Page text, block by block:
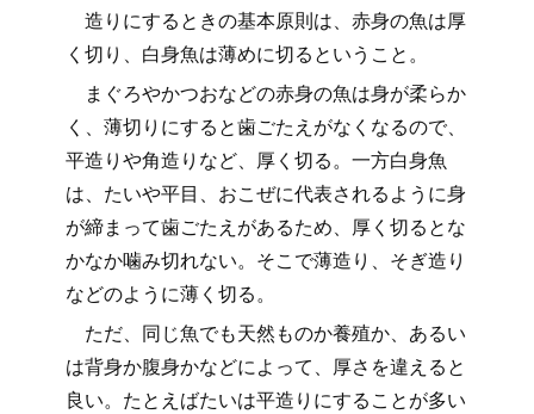
造りにするときの基本原則は、赤身の魚は厚
く切り、白身魚は薄めに切るということ。
まぐろやかつおなどの赤身の魚は身が柔らか
く、薄切りにすると歯ごたえがなくなるので、
平造りや角造りなど、厚く切る。一方白身魚
は、たいや平目、おこぜに代表されるように身
が締まって歯ごたえがあるため、厚く切るとな
かなか噛み切れない。そこで薄造り、そぎ造り
などのように薄く切る。
ただ、同じ魚でも天然ものか養殖か、あるい
は背身か腹身かなどによって、厚さを違えると
良い。たとえばたいは平造りにすることが多い